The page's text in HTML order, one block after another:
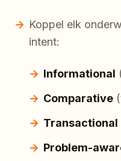
Koppel elk
intent:
Informational
Comparative
Transactional
Problem-